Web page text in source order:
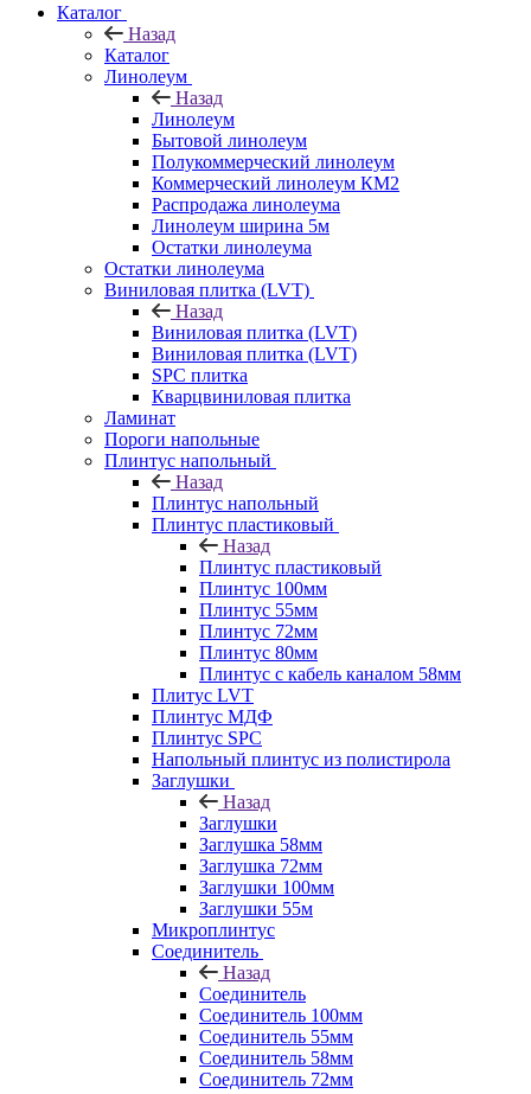
Каталог
Назад
Каталог
Линолеум
Назад
Линолеум
Бытовой линолеум
Полукоммерческий линолеум
Коммерческий линолеум КМ2
Распродажа линолеума
Линолеум ширина 5м
Остатки линолеума
Остатки линолеума
Виниловая плитка (LVT)
Назад
Виниловая плитка (LVT)
Виниловая плитка (LVT)
SPC плитка
Кварцвиниловая плитка
Ламинат
Пороги напольные
Плинтус напольный
Назад
Плинтус напольный
Плинтус пластиковый
Назад
Плинтус пластиковый
Плинтус 100мм
Плинтус 55мм
Плинтус 72мм
Плинтус 80мм
Плинтус с кабель каналом 58мм
Плитус LVT
Плинтус МДФ
Плинтус SPC
Напольный плинтус из полистирола
Заглушки
Назад
Заглушки
Заглушка 58мм
Заглушка 72мм
Заглушки 100мм
Заглушки 55м
Микроплинтус
Соединитель
Назад
Соединитель
Соединитель 100мм
Соединитель 55мм
Соединитель 58мм
Соединитель 72мм